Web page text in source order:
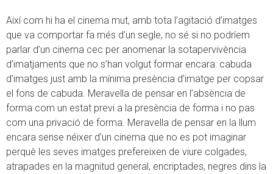
Així com hi ha el cinema mut, amb tota l’agitació d’imatges
que va comportar fa més d’un segle, no sé si no podríem
parlar d’un cinema cec per anomenar la sotapervivència
d’imatjaments que no s’han volgut formar encara: cabuda
d’imatges just amb la mínima presència d’imatge per copsar
el fons de cabuda. Meravella de pensar en l’absència de
forma com un estat previ a la presència de forma i no pas
com una privació de forma. Meravella de pensar en la llum
encara sense néixer d’un cinema que no es pot imaginar
perquè les seves imatges prefereixen de viure colgades,
atrapades en la magnitud general, encriptades, negres dins la